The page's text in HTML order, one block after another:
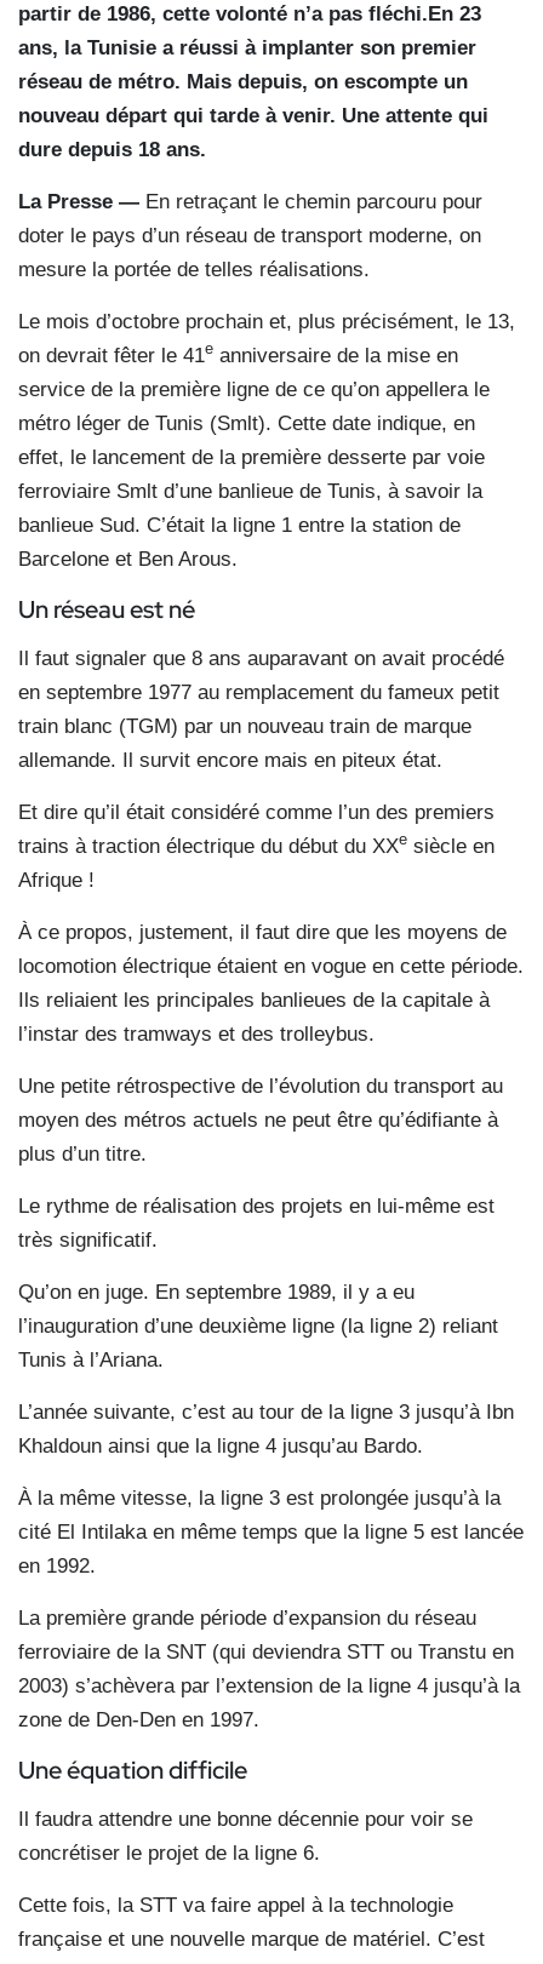
partir de 1986, cette volonté n’a pas fléchi.En 23
ans, la Tunisie a réussi à implanter son premier
réseau de métro. Mais depuis, on escompte un
nouveau départ qui tarde à venir. Une attente qui
dure depuis 18 ans.
La Presse — En retraçant le chemin parcouru pour
doter le pays d’un réseau de transport moderne, on
mesure la portée de telles réalisations.
Le mois d’octobre prochain et, plus précisément, le 13,
on devrait fêter le 41e anniversaire de la mise en
service de la première ligne de ce qu’on appellera le
métro léger de Tunis (Smlt). Cette date indique, en
effet, le lancement de la première desserte par voie
ferroviaire Smlt d’une banlieue de Tunis, à savoir la
banlieue Sud. C’était la ligne 1 entre la station de
Barcelone et Ben Arous.
Un réseau est né
Il faut signaler que 8 ans auparavant on avait procédé
en septembre 1977 au remplacement du fameux petit
train blanc (TGM) par un nouveau train de marque
allemande. Il survit encore mais en piteux état.
Et dire qu’il était considéré comme l’un des premiers
trains à traction électrique du début du XXe siècle en
Afrique !
À ce propos, justement, il faut dire que les moyens de
locomotion électrique étaient en vogue en cette période.
Ils reliaient les principales banlieues de la capitale à
l’instar des tramways et des trolleybus.
Une petite rétrospective de l’évolution du transport au
moyen des métros actuels ne peut être qu’édifiante à
plus d’un titre.
Le rythme de réalisation des projets en lui-même est
très significatif.
Qu’on en juge. En septembre 1989, il y a eu
l’inauguration d’une deuxième ligne (la ligne 2) reliant
Tunis à l’Ariana.
L’année suivante, c’est au tour de la ligne 3 jusqu’à Ibn
Khaldoun ainsi que la ligne 4 jusqu’au Bardo.
À la même vitesse, la ligne 3 est prolongée jusqu’à la
cité El Intilaka en même temps que la ligne 5 est lancée
en 1992.
La première grande période d’expansion du réseau
ferroviaire de la SNT (qui deviendra STT ou Transtu en
2003) s’achèvera par l’extension de la ligne 4 jusqu’à la
zone de Den-Den en 1997.
Une équation difficile
Il faudra attendre une bonne décennie pour voir se
concrétiser le projet de la ligne 6.
Cette fois, la STT va faire appel à la technologie
française et une nouvelle marque de matériel. C’est